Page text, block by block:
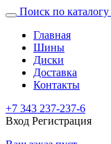
Поиск по каталогу
Главная
Шины
Диски
Доставка
Контакты
+7 343 237-237-6
Вход Регистрация